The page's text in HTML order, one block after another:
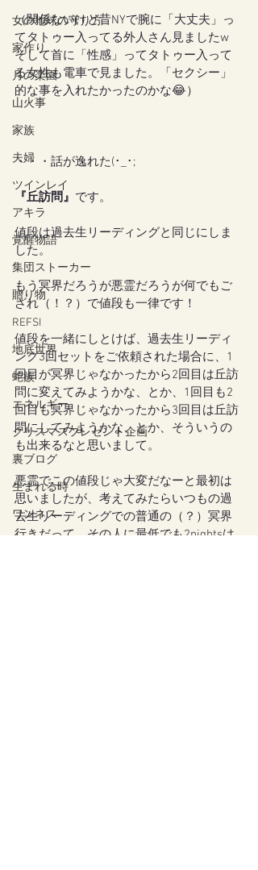
女の地球の守り方
家作り
月の楽園
山火事
家族
夫婦
ツインレイ
アキラ
覚醒物語
集団ストーカー
贈り物
REFSI
地底世界
蛇族
エネルギー
クリスマスプレゼント企画
裏ブログ
生まれる時
ワンネス
（関係ないけど昔NYで腕に「大丈夫」っ
てタトゥー入ってる外人さん見ましたw
そして首に「性感」ってタトゥー入って
る女性も電車で見ました。「セクシー」
的な事を入れたかったのかな😂）
・・・話が逸れた(･_･;
『丘訪問』 です。
値段は過去生リーディングと同じにしま
した。
もう冥界だろうが悪霊だろうが何でもご
ざれ（！？）で値段も一律です！
値段を一緒にしとけば、過去生リーディ
ング3回セットをご依頼された場合に、1
回目が冥界じゃなかったから2回目は丘訪
問に変えてみようかな、とか、1回目も2
回目も冥界じゃなかったから3回目は丘訪
問にしてみようかな、とか、そういうの
も出来るなと思いまして。
悪霊でこの値段じゃ大変だなーと最初は
思いましたが、考えてみたらいつもの過
去生リーディングでの普通の（？）冥界
行きだって、その人に最低でも2nightsは